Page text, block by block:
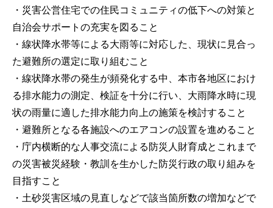
・災害公営住宅での住民コミュニティの低下への対策と
自治会サポートの充実を図ること
・線状降水帯等による大雨等に対応した、現状に見合っ
た避難所の選定に取り組むこと
・線状降水帯の発生が頻発化する中、本市各地区におけ
る排水能力の測定、検証を十分に行い、大雨降水時に現
状の雨量に適した排水能力向上の施策を検討すること
・避難所となる各施設へのエアコンの設置を進めること
・庁内横断的な人事交流による防災人財育成とこれまで
の災害被災経験・教訓を生かした防災行政の取り組みを
目指すこと
・土砂災害区域の見直しなどで該当箇所数の増加などで